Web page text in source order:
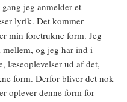
jeg anmelder et
lyrik. Det kommer
min foretrukne form. Jeg
og jeg har ind i
læseoplevelser ud af det,
form. Derfor bliver det nok
oplever denne form for